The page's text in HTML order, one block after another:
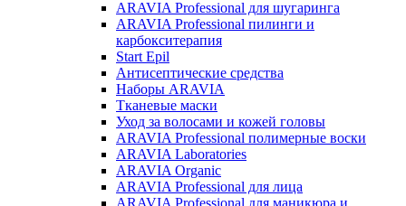
ARAVIA Professional для шугаринга
ARAVIA Professional пилинги и
карбокситерапия
Start Epil
Антисептические средства
Наборы ARAVIA
Тканевые маски
Уход за волосами и кожей головы
ARAVIA Professional полимерные воски
ARAVIA Laboratories
ARAVIA Organic
ARAVIA Professional для лица
ARAVIA Professional для маникюра и